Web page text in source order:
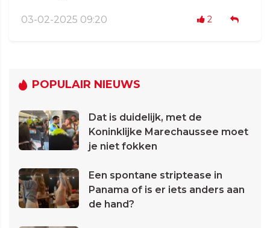
03-02-2025 09:20 2
POPULAIR NIEUWS
Dat is duidelijk, met de
Koninklijke Marechaussee moet
je niet fokken
Een spontane striptease in
Panama of is er iets anders aan
de hand?